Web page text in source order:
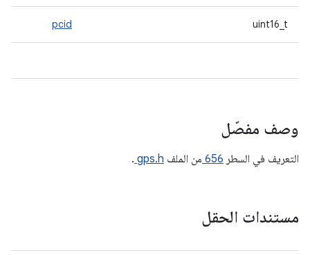
uint16_t
pcid
وصف مفصّل
التعريف في السطر 656 من الملف gps.h
.
مستندات الحقل